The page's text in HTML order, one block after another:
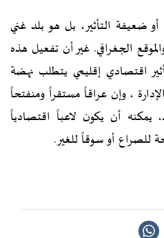
أو ضعيفة التأثير، بل هو بلد غني
الجغرافي. غير أن تفعيل هذه
اقتصادي إقليمي يتطلب نهضة
، وإن عراقاً مستقراً ومنفتحاً
يمكنه أن يكون لاعباً اقتصادياً
للصراع أو سوقاً للغير.